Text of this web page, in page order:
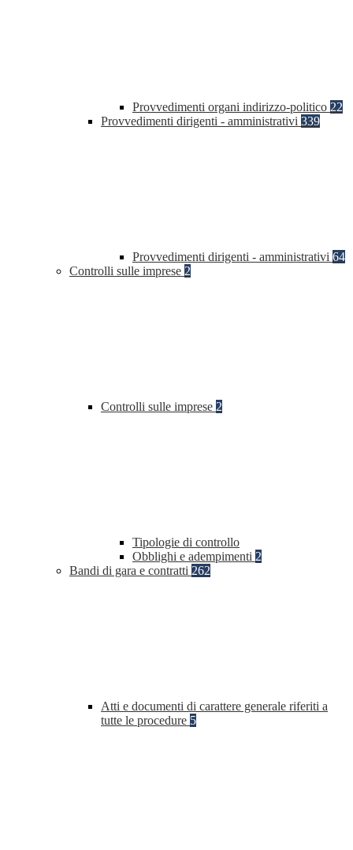
Provvedimenti organi indirizzo-politico 22
Provvedimenti dirigenti - amministrativi 339
Provvedimenti dirigenti - amministrativi 64
Controlli sulle imprese 2
Controlli sulle imprese 2
Tipologie di controllo
Obblighi e adempimenti 2
Bandi di gara e contratti 262
Atti e documenti di carattere generale riferiti a
tutte le procedure 5